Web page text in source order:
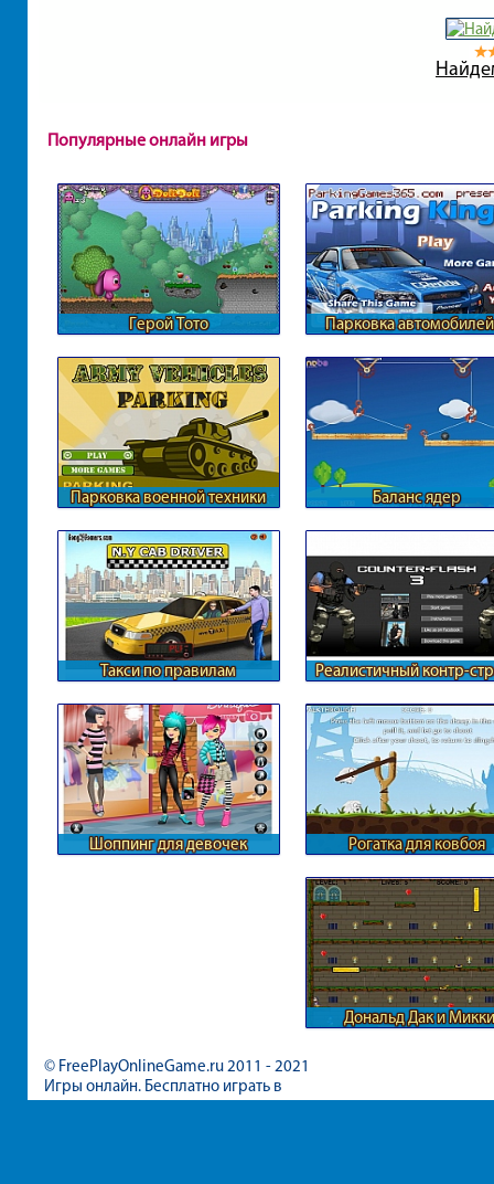
Популярные онлайн игры
Герой Тото
Парковка
Парковка военной техники Баланс ядер
Такси по правилам Реалистичный контр-
Шоппинг для девочек Рогатка для ковбоя
Дональд Дак и Микки
© FreePlayOnlineGame.ru 2011 - 2021
Игры онлайн. Бесплатно играть в
игры для девочек и мальчиков